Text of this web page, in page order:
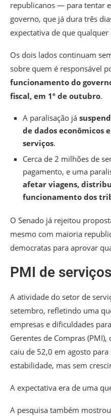
republicanos — para tentar
governo, que já dura três
expectativa de que
Os dois lados continuam
sobre quem é responsável
funcionamento do
fiscal, em 1º de outubro.
A paralisação já
de dados econômicos
serviços.
Cerca de 2 milhões de
pagamento, e uma
afetar viagens,
funcionamento dos
O Senado já rejeitou
mesmo com maioria
democratas para aprovar
PMI de
A atividade do setor de
setembro, refletindo uma
empresas e dificuldades
Gerentes de Compras
caiu de 52,0 em agosto
estabilidade, mas sem
A expectativa era de uma
A pesquisa também